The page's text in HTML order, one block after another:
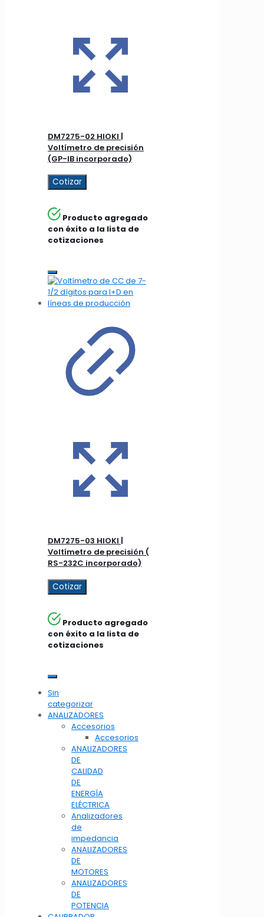
DM7275-02 HIOKI |
Voltímetro de precisión
(GP-IB incorporado)
Cotizar
Producto agregado
con éxito a la lista de
cotizaciones
DM7275-03 HIOKI |
Voltímetro de precisión (
RS-232C incorporado)
Cotizar
Producto agregado
con éxito a la lista de
cotizaciones
Sin
categorizar
ANALIZADORES
Accesorios
Accesorios
ANALIZADORES
DE
CALIDAD
DE
ENERGÍA
ELÉCTRICA
Analizadores
de
impedancia
ANALIZADORES
DE
MOTORES
ANALIZADORES
DE
POTENCIA